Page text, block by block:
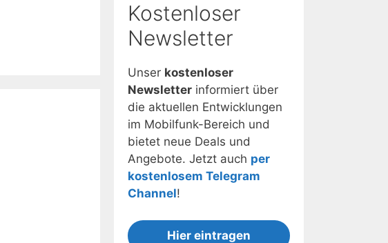
Kostenloser
Newsletter
Unser kostenloser
Newsletter informiert über
die aktuellen Entwicklungen
im Mobilfunk-Bereich und
bietet neue Deals und
Angebote. Jetzt auch per
kostenlosem Telegram
Channel!
Hier eintragen